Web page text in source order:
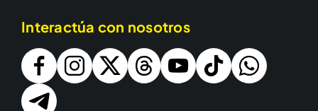
Interactúa con nosotros